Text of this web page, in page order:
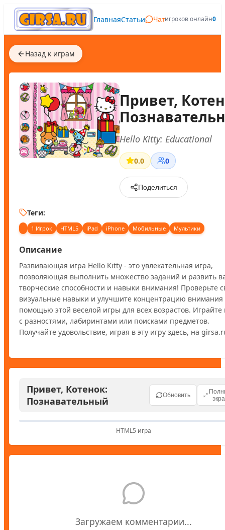
ГлавнаяСтатьи Чатигроков онлайн0
Назад к играм
Привет,
Hello Kitty: Educational
0.0 0
Поделиться
Теги:
1 Игрок HTML5 iPad iPhone Мобильные Мультики
Описание
Развивающая игра Hello Kitty - это увлекательная игра,
позволяющая выполнить множество заданий и развить
творческие способности и навыки внимания! Проверьте
визуальные навыки и улучшите концентрацию внимания
помощью этой веселой игры для всех возрастов. Играйте
с разностями, лабиринтами или поисками предметов.
Получайте удовольствие, играя в эту игру здесь, на
Привет, Котенок:
Познавательный
Обновить
HTML5 игра
Загружаем комментарии...